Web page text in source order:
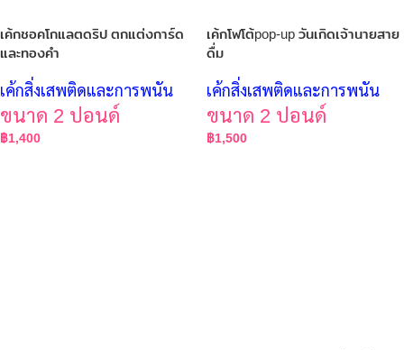
เค้กชอคโกแลตดริป ตกแต่งการ์ด
และทองคำ
เค้กสิ่งเสพติดและการพนัน
ขนาด 2 ปอนด์
฿1,400
เค้กโฟโต้pop-up วันเกิดเจ้านายสาย
ดื่ม
เค้กสิ่งเสพติดและการพนัน
ขนาด 2 ปอนด์
฿1,500